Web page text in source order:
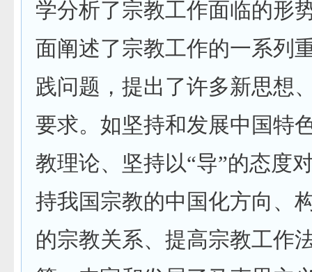
学分析了宗教工作面临的形
面阐述了宗教工作的一系列
践问题，提出了许多新思想
要求。如坚持和发展中国特
教理论、坚持以“导”的态度
持我国宗教的中国化方向、
的宗教关系、提高宗教工作